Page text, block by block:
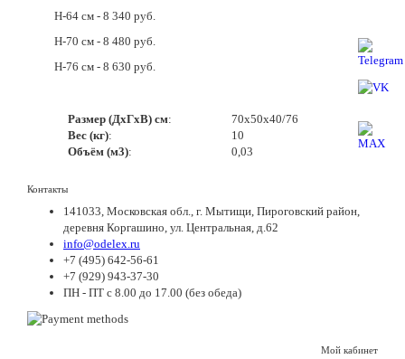
Н-64 см - 8 340 руб.
Н-70 см - 8 480 руб.
Н-76 см - 8 630 руб.
Размер (ДхГхВ) см:
70х50х40/76
Вес (кг):
10
Объём (м3): 0,03
Контакты
141033, Московская обл., г. Мытищи, Пироговский район,
деревня Коргашино, ул. Центральная, д.62
info@odelex.ru
+7 (495) 642-56-61
+7 (929) 943-37-30
ПН - ПТ с 8.00 до 17.00 (без обеда)
Мой кабинет